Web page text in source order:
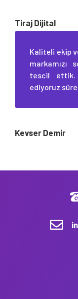
Tiraj Dijital
Kaliteli ekip
markamızı
tescil
ediyoruz
Kevser Demir